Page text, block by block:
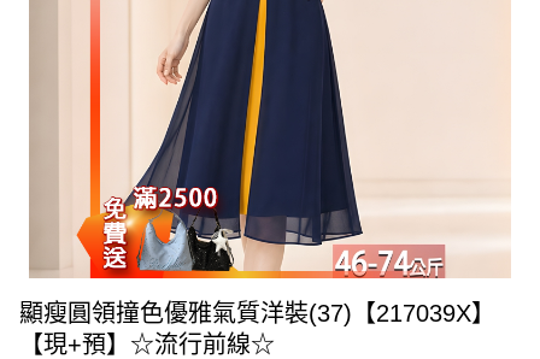
顯瘦圓領撞色優雅氣質洋裝(37)【217039X】
【現+預】☆流行前線☆